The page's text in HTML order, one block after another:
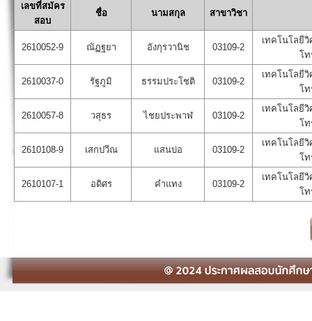
เลขที่สมัคร
สอบ
ชื่อ นามสกุล สาขาวิชา
2610052-9 ณัฏฐยา อังกุรวานิช 03109-2
เทคโนโลยี
โท
2610037-0 รัฐภูมิ ธรรมประโชติ 03109-2
เทคโนโลยี
โท
2610057-8 วสุธร ไชยประพาฬ 03109-2
เทคโนโลยี
โท
2610108-9 เสกปวีณ แสนบ่อ 03109-2
เทคโนโลยี
โท
2610107-1 อดิศร คำแทง 03109-2
เทคโนโลยี
โท